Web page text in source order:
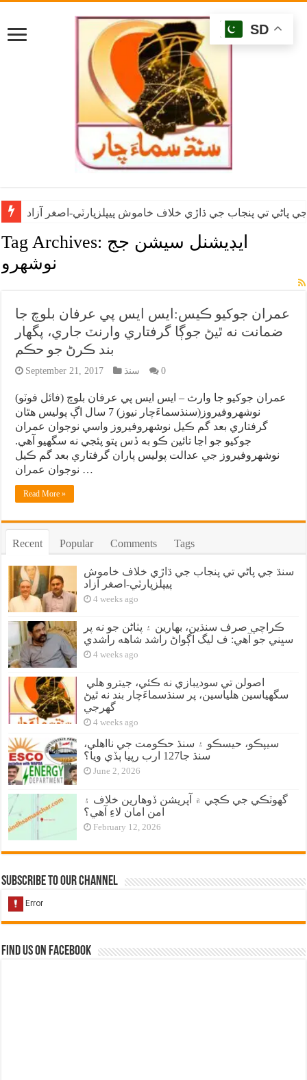
پاڻي تي پنجاب جي ڌاڙي خلاف خاموش پيپلزپارٽي-اصغر آزاد
Tag Archives: ايڊيشنل سيشن جج
نوشهرو
عمران جوکيو ڪيس:ايس ايس پي عرفان بلوچ جا
ضمانت نه ٿيڻ جوڳا گرفتاري وارنٽ جاري، پگهار
بند ڪرڻ جو حڪم
September 21, 2017 سنڌ 0
عمران جوکيو جا وارث – ايس ايس پي عرفان بلوچ (فائل فوٽو)
نوشهروفيروز(سنڌسماءَچار نيوز) 7 سال اڳ پوليس هٿان
گرفتاري بعد گم ڪيل نوشهروفيروز واسي نوجوان عمران
جوکيو جو اڃا تائين ڪو به ڏس پتو پئجي نه سگهيو آهي.
نوشهروفيروز جي عدالت پوليس پاران گرفتاري بعد گم ڪيل
نوجوان عمران …
Read More »
Recent Popular Comments Tags
سنڌ جي پاڻي تي پنجاب جي ڌاڙي خلاف خاموش
پيپلزپارٽي-اصغر آزاد
4 weeks ago
ڪراچي صرف سنڌين، بهارين ۽ پٺاڻن جو نه پر
سڀني جو آهي: ف ليگ اڳواڻ راشد شاهه راشدي
4 weeks ago
سگهياسين هلياسين، پر سنڌسماءَچار بند نه ٿيڻ
گهرجي
4 weeks ago
سيپڪو، حيسڪو ۽ سنڌ حڪومت جي نااهلي،
سنڌ جا127 ارب رپيا ٻڏي ويا؟
June 2, 2026
گهوٽڪي جي ڪچي ۾ آپريشن ڏوهارين خلاف ۽
امن امان لاءِ آهي؟
February 12, 2026
Subscribe to our Channel
Find us on Facebook
SD